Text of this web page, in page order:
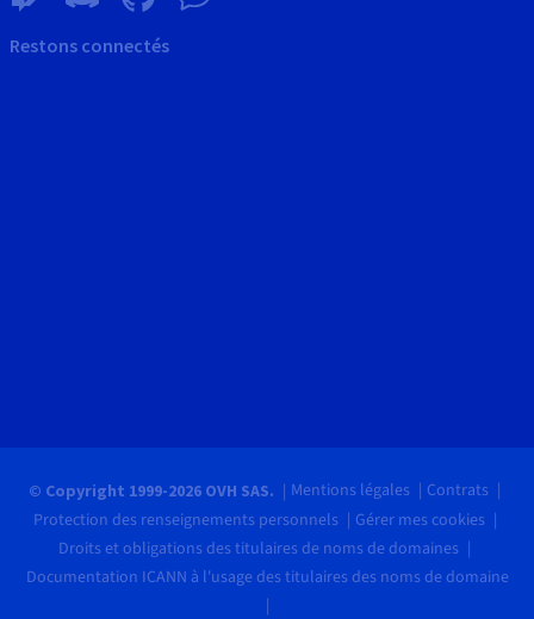
Restons connectés
© Copyright 1999-2026 OVH SAS. Mentions légales
Contrats
Protection des renseignements personnels
Gérer mes cookies
Droits et obligations des titulaires de noms de domaines
Documentation ICANN à l'usage des titulaires des noms de domaine